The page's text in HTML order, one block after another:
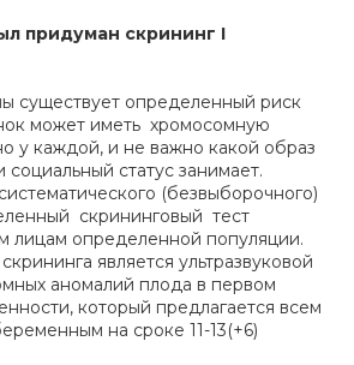
придуман скрининг I
существует определенный риск
может иметь хромосомную
у каждой, и не важно какой образ
статус занимает.
(безвыборочного)
скрининговый тест
лицам определенной популяции.
является ультразвуковой
аномалий плода в первом
который предлагается всем
на сроке 11-13(+6)